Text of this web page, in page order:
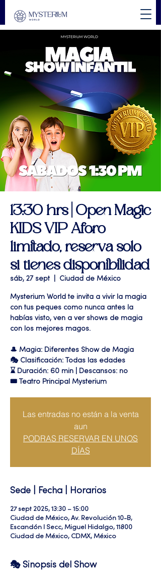
13:30 hrs | Open Magic
KIDS VIP Aforo
limitado, reserva solo
si tienes disponibilidad
sáb, 27 sept Ciudad de México
Mysterium World te invita a vivir la magia
con tus peques como nunca antes la
habías visto, ven a ver shows de magia
con los mejores magos.
🎩 Magia: Diferentes Show de Magia
🎭 Clasificación: Todas las edades
⌛ Duración: 60 min | Descansos: no
🎟 Teatro Principal Mysterium
Las entradas no están a la venta
aun
PODRAS RESERVAR EN UNOS
DÍAS
Sede | Fecha | Horarios
27 sept 2025, 13:30 – 15:00
Ciudad de México, Av. Revolución 10-B,
Escandón I Secc, Miguel Hidalgo, 11800
Ciudad de México, CDMX, México
🎭 Sinopsis del Show